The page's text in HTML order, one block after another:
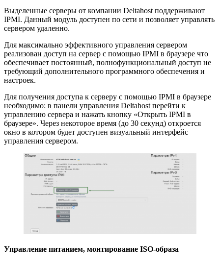
Выделенные серверы от компании Deltahost поддерживают
IPMI. Данный модуль доступен по сети и позволяет управлять
сервером удаленно.
Для максимально эффективного управления сервером
реализован доступ на сервер с помощью IPMI в браузере что
обеспечивает постоянный, полнофункциональный доступ не
требующий дополнительного программного обеспечения и
настроек.
Для получения доступа к серверу с помощью IPMI в браузере
необходимо: в панели управления Deltahost перейти к
управлению сервера и нажать кнопку «Открыть IPMI в
браузере». Через некоторое время (до 30 секунд) откроется
окно в котором будет доступен визуальный интерфейс
управления сервером.
Управление питанием, монтирование ISO-образа